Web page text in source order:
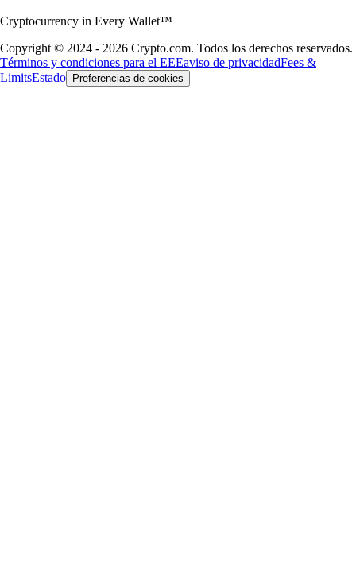
Cryptocurrency in Every Wallet™
Copyright © 2024 - 2026 Crypto.com. Todos los derechos reservados.
Términos y condiciones para el EEEaviso de privacidadFees &
LimitsEstado Preferencias de cookies